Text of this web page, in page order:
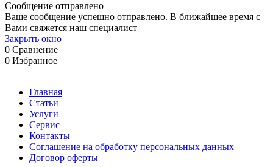
Сообщение отправлено
Ваше сообщение успешно отправлено. В ближайшее время с
Вами свяжется наш специалист
Закрыть окно
0 Сравнение
0 Избранное
Главная
Статьи
Услуги
Сервис
Контакты
Соглашение на обработку персональных данных
Договор оферты